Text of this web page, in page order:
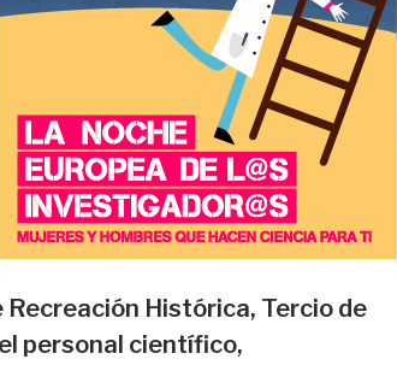
Histórica, Tercio de
personal científico,